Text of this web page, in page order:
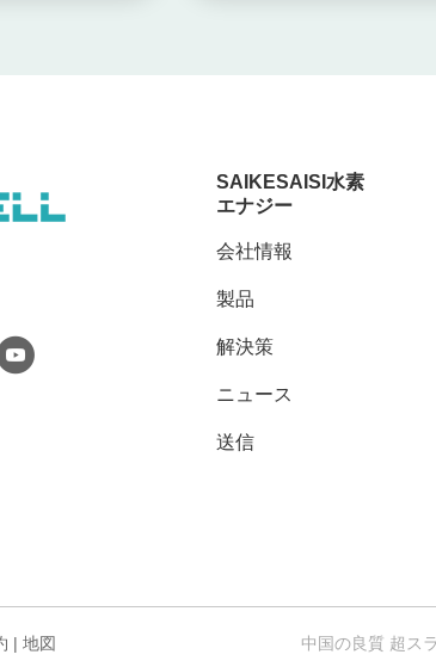
SAIKESAISI水素
エナジー
会社情報
製品
解決策
ニュース
送信
| 地図 中国の良質 超ス